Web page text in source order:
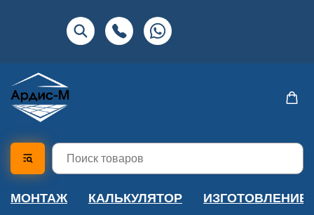
МОНТАЖ КАЛЬКУЛЯТОР ИЗГОТОВЛЕНИЕ